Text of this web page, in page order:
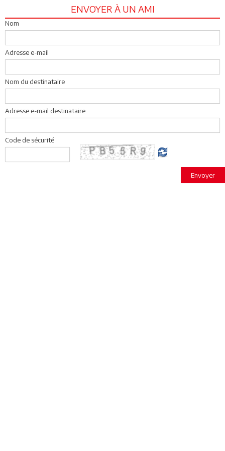
ENVOYER À UN AMI
Nom
Adresse e-mail
Nom du destinataire
Adresse e-mail destinataire
Code de sécurité
Envoyer